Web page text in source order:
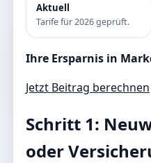
Aktuell
Tarife für 2026 geprüft.
Ihre Ersparnis in
Jetzt Beitrag berechnen
Schritt 1:
oder